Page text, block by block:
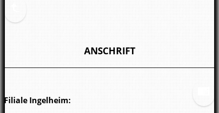
ANSCHRIFT
Filiale Ingelheim: